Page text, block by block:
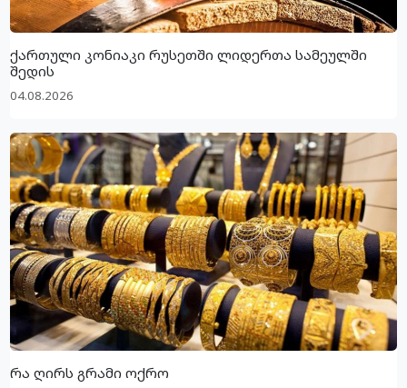
ქართული კონიაკი რუსეთში ლიდერთა სამეულში
შედის
04.08.2026
რა ღირს გრამი ოქრო